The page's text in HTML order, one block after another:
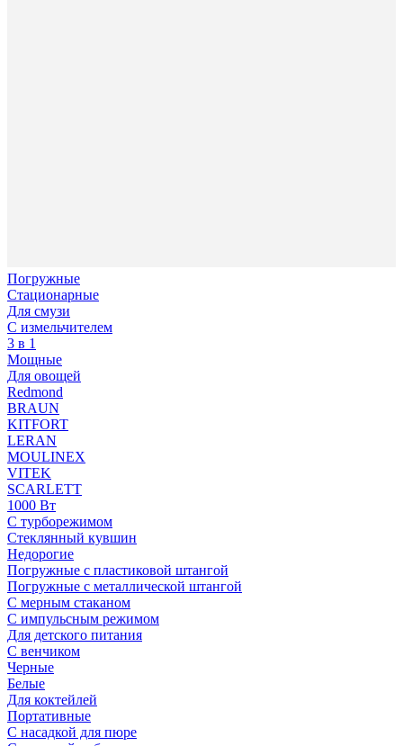
Погружные
Стационарные
Для смузи
С измельчителем
3 в 1
Мощные
Для овощей
Redmond
BRAUN
KITFORT
LERAN
MOULINEX
VITEK
SCARLETT
1000 Вт
С турборежимом
Стеклянный кувшин
Недорогие
Погружные с пластиковой штангой
Погружные с металлической штангой
С мерным стаканом
С импульсным режимом
Для детского питания
С венчиком
Черные
Белые
Для коктейлей
Портативные
С насадкой для пюре